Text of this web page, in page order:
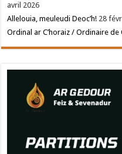
avril 2026
Allelouia, meuleudi Deoc’h! 28
Ordinal ar C’horaiz / Ordinaire de